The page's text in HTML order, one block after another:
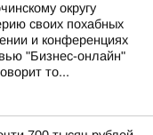
округу
своих похабных
и конференциях
"Бизнес-онлайн"
то...